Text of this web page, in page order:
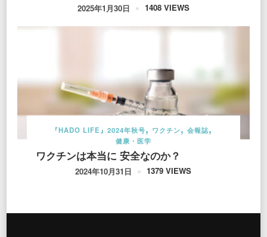
2025年1月30日 1408 VIEWS
『HADO LIFE』2024年秋号 ワクチン
会報誌
健康・医学
ワクチンは本当に 安全なのか？
2024年10月31日 1379 VIEWS